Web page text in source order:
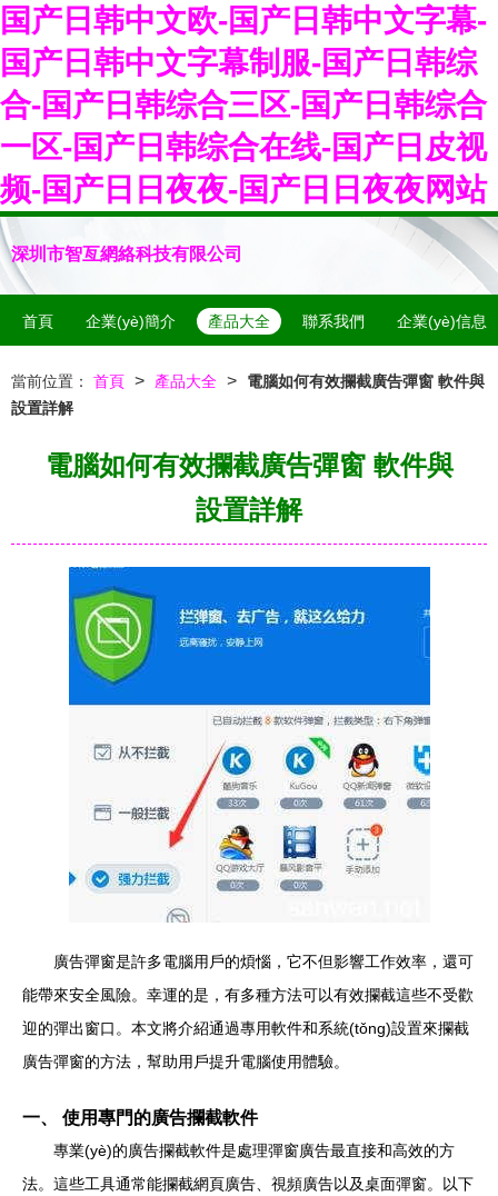
国产日韩中文欧-国产日韩中文字幕-
国产日韩中文字幕制服-国产日韩综
合-国产日韩综合三区-国产日韩综合
一区-国产日韩综合在线-国产日皮视
频-国产日日夜夜-国产日日夜夜网站
深圳市智亙網絡科技有限公司
首頁 企業(yè)簡介 產品大全 聯系我們 企業(yè)信息
當前位置： 首頁 > 產品大全 >
電腦如何有效攔截廣告彈窗 軟件與
設置詳解
電腦如何有效攔截廣告彈窗 軟件與
設置詳解
廣告彈窗是許多電腦用戶的煩惱，它不但影響工作效率，還可
能帶來安全風險。幸運的是，有多種方法可以有效攔截這些不受歡
迎的彈出窗口。本文將介紹通過專用軟件和系統(tǒng)設置來攔截
廣告彈窗的方法，幫助用戶提升電腦使用體驗。
一、 使用專門的廣告攔截軟件
專業(yè)的廣告攔截軟件是處理彈窗廣告最直接和高效的方
法。這些工具通常能攔截網頁廣告、視頻廣告以及桌面彈窗。以下